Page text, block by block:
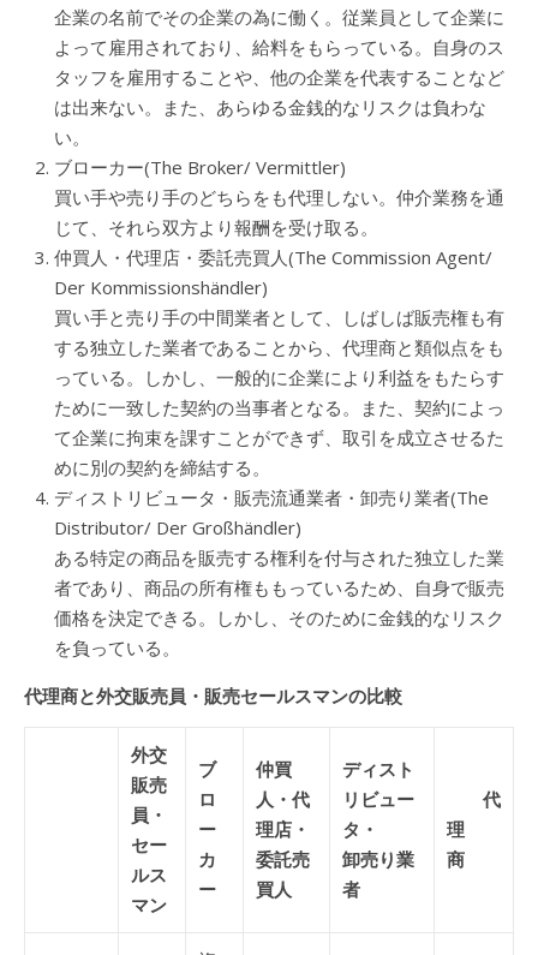
企業の名前でその企業の為に働く。従業員として企業に
よって雇用されており、給料をもらっている。自身のス
タッフを雇用することや、他の企業を代表することなど
は出来ない。また、あらゆる金銭的なリスクは負わな
い。
ブローカー(The Broker/ Vermittler)
買い手や売り手のどちらをも代理しない。仲介業務を通
じて、それら双方より報酬を受け取る。
仲買人・代理店・委託売買人(The Commission Agent/
Der Kommissionshändler)
買い手と売り手の中間業者として、しばしば販売権も有
する独立した業者であることから、代理商と類似点をも
っている。しかし、一般的に企業により利益をもたらす
ために一致した契約の当事者となる。また、契約によっ
て企業に拘束を課すことができず、取引を成立させるた
めに別の契約を締結する。
ディストリビュータ・販売流通業者・卸売り業者(The
Distributor/ Der Großhändler)
ある特定の商品を販売する権利を付与された独立した業
者であり、商品の所有権ももっているため、自身で販売
価格を決定できる。しかし、そのために金銭的なリスク
を負っている。
代理商と外交販売員・販売セールスマンの比較
外交
販売
員・
セー
ルス
マン
ブ
ロ
ー
カ
ー
仲買
人・代
理店・
委託売
買人
ディスト
リビュー
タ・
卸売り業
者
代
理
商